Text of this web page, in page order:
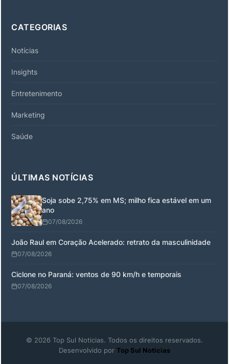
CATEGORIAS
Notícias
Insights
Entretenimento
Marketing
Saúde
ÚLTIMAS NOTÍCIAS
Soja sobe 2,75% em MS; milho fica estável em um
ano
07/08/2026
João Raul em Coração Acelerado: retrato da masculinidade
07/08/2026
Ciclone no Paraná: ventos de 90 km/h e temporais
07/08/2026
© 2026 Top Sul Noticias. Todos os direitos reservados.
Desenvolvido por Top Sul Noticias